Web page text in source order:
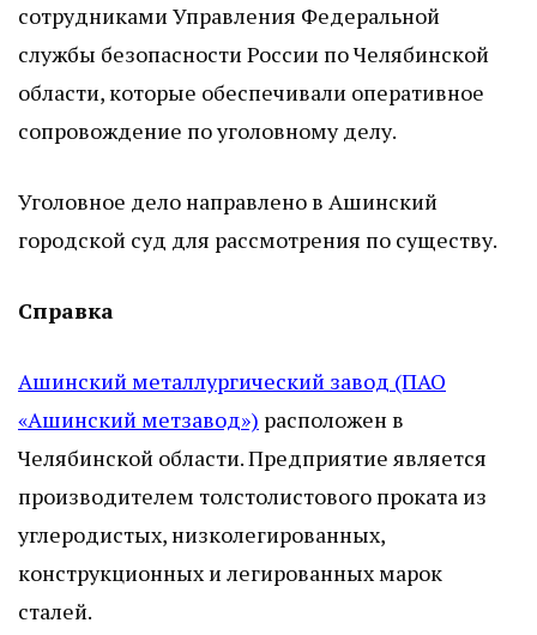
сотрудниками Управления Федеральной
службы безопасности России по Челябинской
области, которые обеспечивали оперативное
сопровождение по уголовному делу.
Уголовное дело направлено в Ашинский
городской суд для рассмотрения по существу.
Справка
Ашинский металлургический завод (ПАО
«Ашинский метзавод») расположен в
Челябинской области. Предприятие является
производителем толстолистового проката из
углеродистых, низколегированных,
конструкционных и легированных марок
сталей.